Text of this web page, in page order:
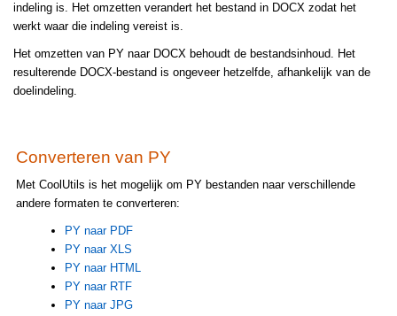
indeling is. Het omzetten verandert het bestand in DOCX zodat het
werkt waar die indeling vereist is.
Het omzetten van PY naar DOCX behoudt de bestandsinhoud. Het
resulterende DOCX-bestand is ongeveer hetzelfde, afhankelijk van de
doelindeling.
Converteren van PY
Met CoolUtils is het mogelijk om PY bestanden naar verschillende
andere formaten te converteren:
PY naar PDF
PY naar XLS
PY naar HTML
PY naar RTF
PY naar JPG